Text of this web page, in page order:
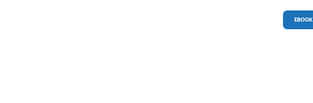
EBOOK